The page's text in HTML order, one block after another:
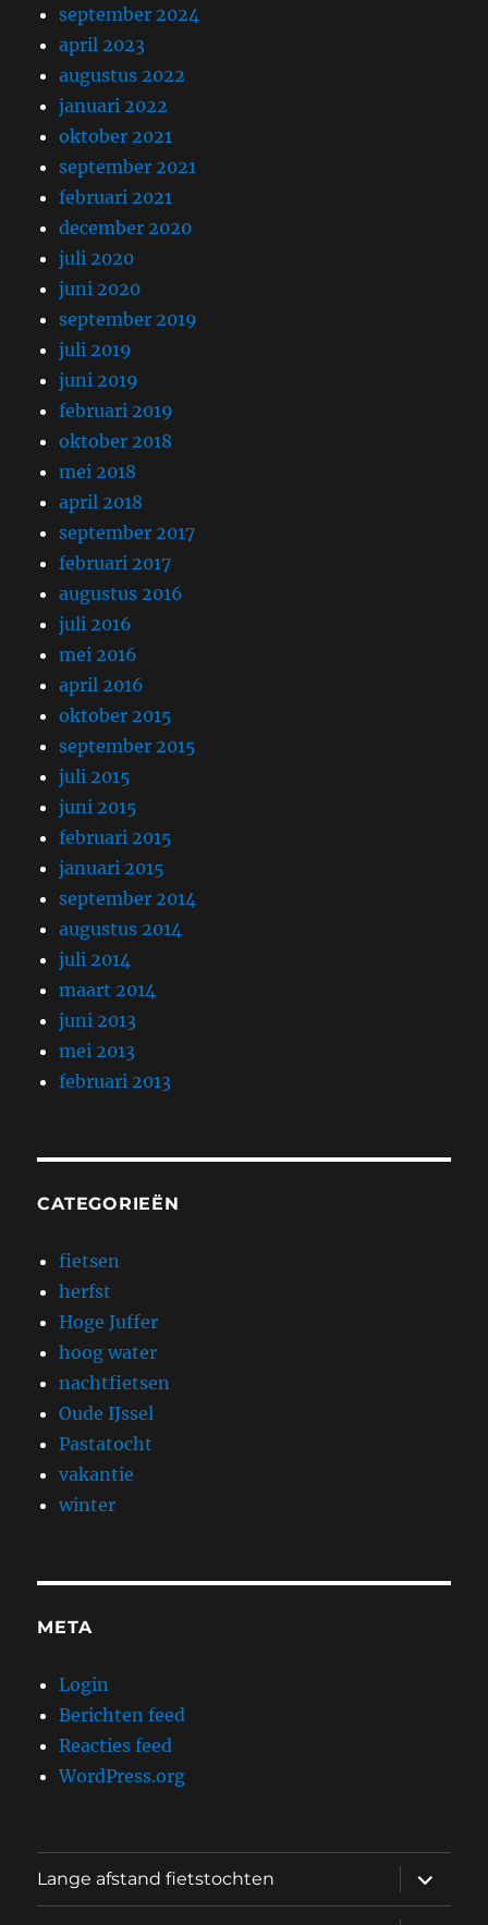
september 2024
april 2023
augustus 2022
januari 2022
oktober 2021
september 2021
februari 2021
december 2020
juli 2020
juni 2020
september 2019
juli 2019
juni 2019
februari 2019
oktober 2018
mei 2018
april 2018
september 2017
februari 2017
augustus 2016
juli 2016
mei 2016
april 2016
oktober 2015
september 2015
juli 2015
juni 2015
februari 2015
januari 2015
september 2014
augustus 2014
juli 2014
maart 2014
juni 2013
mei 2013
februari 2013
CATEGORIEËN
fietsen
herfst
Hoge Juffer
hoog water
nachtfietsen
Oude IJssel
Pastatocht
vakantie
winter
META
Login
Berichten feed
Reacties feed
WordPress.org
Lange afstand fietstochten